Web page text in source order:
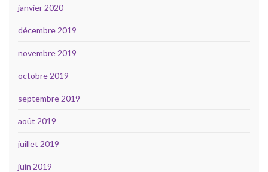
janvier 2020
décembre 2019
novembre 2019
octobre 2019
septembre 2019
août 2019
juillet 2019
juin 2019